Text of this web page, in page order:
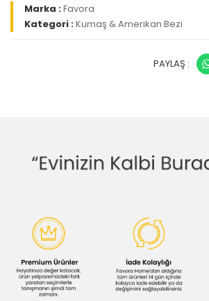
Marka :Favora
Kategori :Kumaş & Amerikan Bezi
PAYLAŞ :